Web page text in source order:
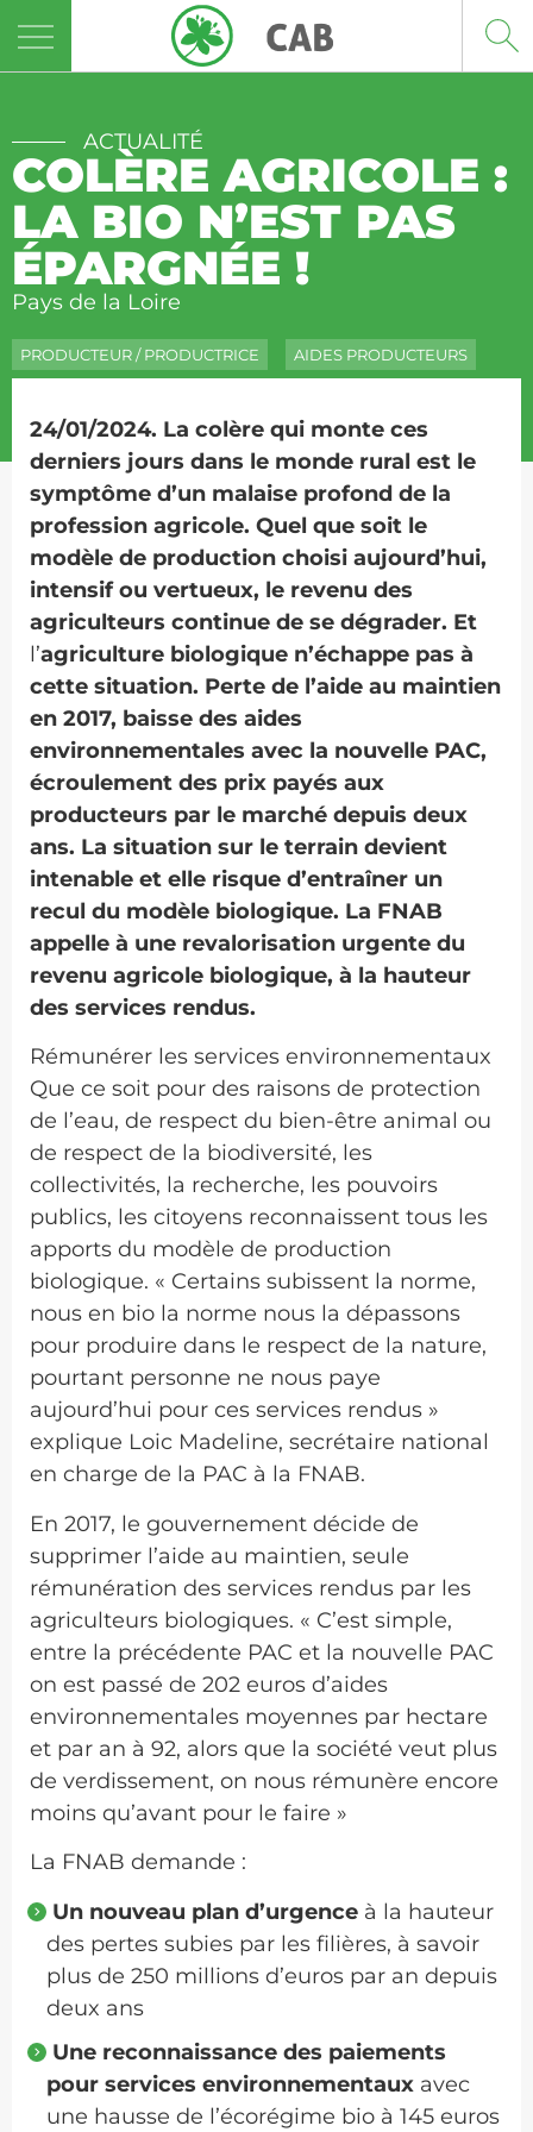
ACTUALITÉ
COLÈRE AGRICOLE :
LA BIO N’EST PAS
ÉPARGNÉE !
Pays de la Loire
PRODUCTEUR / PRODUCTRICE AIDES PRODUCTEURS
24/01/2024. La colère qui monte ces
derniers jours dans le monde rural est le
symptôme d’un malaise profond de la
profession agricole. Quel que soit le
modèle de production choisi aujourd’hui,
intensif ou vertueux, le revenu des
agriculteurs continue de se dégrader. Et
l’agriculture biologique n’échappe pas à
cette situation. Perte de l’aide au maintien
en 2017, baisse des aides
environnementales avec la nouvelle PAC,
écroulement des prix payés aux
producteurs par le marché depuis deux
ans. La situation sur le terrain devient
intenable et elle risque d’entraîner un
recul du modèle biologique. La FNAB
appelle à une revalorisation urgente du
revenu agricole biologique, à la hauteur
des services rendus.
Rémunérer les services environnementaux
Que ce soit pour des raisons de protection
de l’eau, de respect du bien-être animal ou
de respect de la biodiversité, les
collectivités, la recherche, les pouvoirs
publics, les citoyens reconnaissent tous les
apports du modèle de production
biologique. « Certains subissent la norme,
nous en bio la norme nous la dépassons
pour produire dans le respect de la nature,
pourtant personne ne nous paye
aujourd’hui pour ces services rendus »
explique Loic Madeline, secrétaire national
en charge de la PAC à la FNAB.
En 2017, le gouvernement décide de
supprimer l’aide au maintien, seule
rémunération des services rendus par les
agriculteurs biologiques. « C’est simple,
entre la précédente PAC et la nouvelle PAC
on est passé de 202 euros d’aides
environnementales moyennes par hectare
et par an à 92, alors que la société veut plus
de verdissement, on nous rémunère encore
moins qu’avant pour le faire »
La FNAB demande :
Un nouveau plan d’urgence à la hauteur
des pertes subies par les filières, à savoir
plus de 250 millions d’euros par an depuis
deux ans
Une reconnaissance des paiements
pour services environnementaux avec
une hausse de l’écorégime bio à 145 euros
Panneau de gestion des cookies